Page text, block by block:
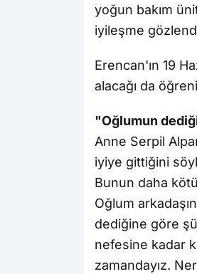
yoğun bakım
iyileşme
Erencan'ın 19
alacağı da
"Oğlumun
Anne Serpil
iyiye gittiğini
Bunun daha
Oğlum
dediğine göre
nefesine kadar
zamandayız.